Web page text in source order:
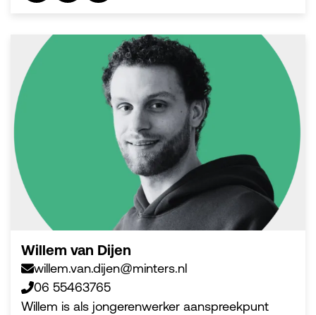
Willem van Dijen
willem.van.dijen@minters.nl
06 55463765
Willem is als jongerenwerker aanspreekpunt